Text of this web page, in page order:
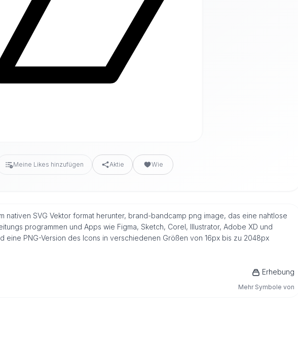
Meine Likes hinzufügen Aktie Wie
nativen SVG Vektor format herunter, brand-bandcamp png image, das eine nahtlose
programmen und Apps wie Figma, Sketch, Corel, Illustrator, Adobe XD und
eine PNG-Version des Icons in verschiedenen Größen von 16px bis zu 2048px
Erhebung
Mehr Symbole von